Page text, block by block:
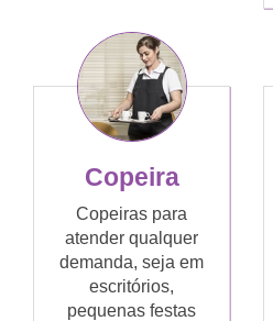
Copeira
Copeiras para
atender qualquer
demanda, seja em
escritórios,
pequenas festas